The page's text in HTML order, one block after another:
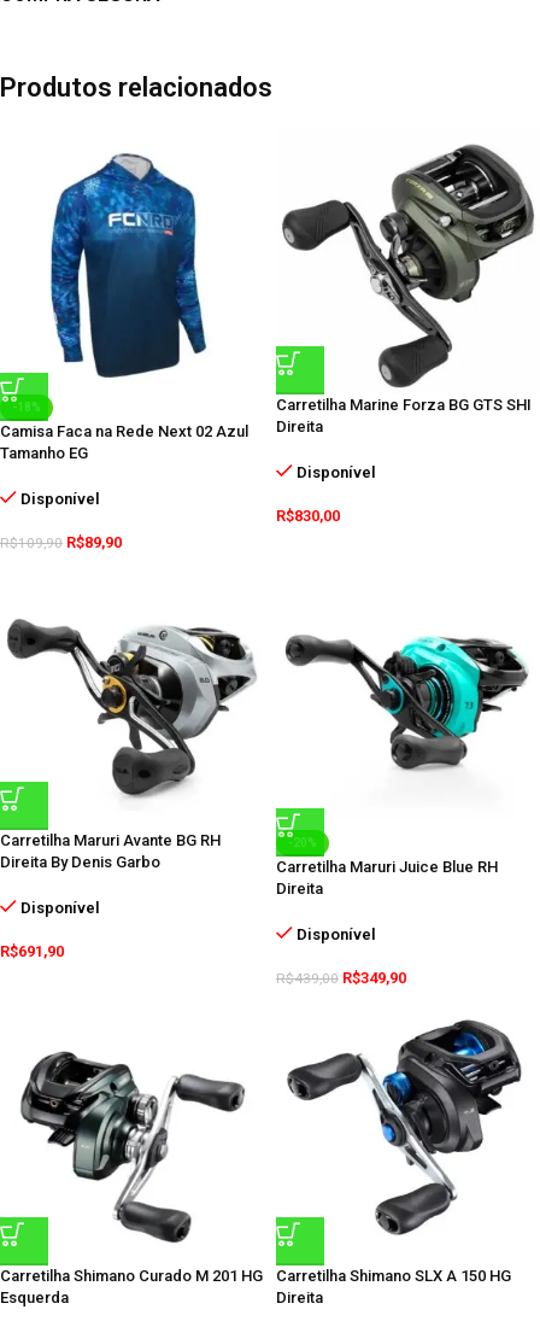
Produtos relacionados
-18%
Camisa Faca na Rede Next 02 Azul
Tamanho EG
Disponível
R$109,90 R$89,90
Carretilha Marine Forza BG GTS SHI
Direita
Disponível
R$830,00
Carretilha Maruri Avante BG RH
Direita By Denis Garbo
Disponível
R$691,90
-20%
Carretilha Maruri Juice Blue RH
Direita
Disponível
R$439,00 R$349,90
Carretilha Shimano Curado M 201 HG
Esquerda
Carretilha Shimano SLX A 150 HG
Direita